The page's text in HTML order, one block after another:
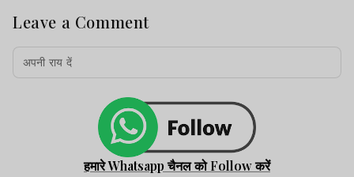
Leave a Comment
हमारे Whatsapp चैनल को Follow करें